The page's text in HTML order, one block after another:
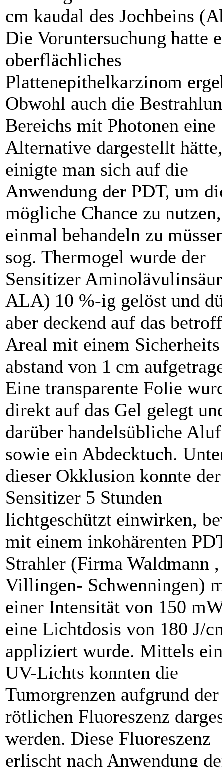
cm kaudal des Jochbeins
Die Voruntersuchung hatte
oberflächliches
Plattenepithelkarzinom
Obwohl auch die
Bereichs mit Photonen eine
Alternative dargestellt hätte,
einigte man sich auf die
Anwendung der PDT, um
mögliche Chance zu
einmal behandeln zu
sog. Thermogel wurde der
Sensitizer
ALA) 10 %-ig gelöst und
aber deckend auf das
Areal mit einem Sicherheits
abstand von 1 cm
Eine transparente Folie
direkt auf das Gel gelegt
darüber handelsübliche
sowie ein Abdecktuch.
dieser Okklusion konnte der
Sensitizer 5 Stunden
lichtgeschützt einwirken,
mit einem inkohärenten
Strahler (Firma Waldmann ,
Villingen- Schwenningen)
einer Intensität von 150
eine Lichtdosis von 180 J/
appliziert wurde. Mittels
UV-Lichts konnten die
Tumorgrenzen aufgrund der
rötlichen Fluoreszenz
werden. Diese Fluoreszenz
erlischt nach Anwendung